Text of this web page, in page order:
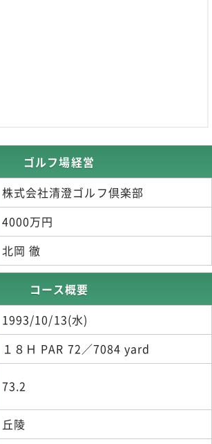
ゴルフ場経営
株式会社清澄ゴルフ倶楽部
4000万円
北岡 徹
コース概要
1993/10/13(水)
１８Ｈ PAR 72／7084 yard
73.2
丘陵